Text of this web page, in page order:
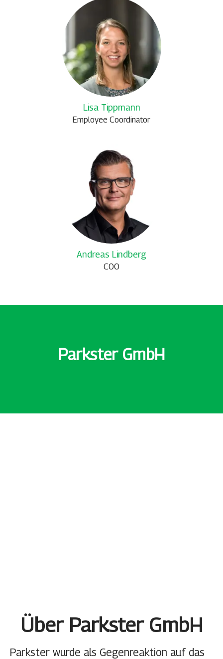
Lisa Tippmann
Employee Coordinator
Andreas Lindberg
COO
Parkster GmbH
Über Parkster GmbH
Parkster wurde als Gegenreaktion auf das